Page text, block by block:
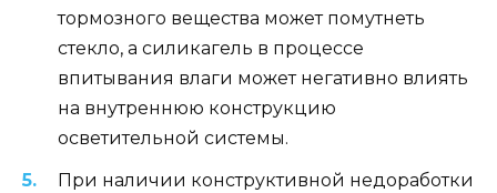
тормозного вещества может помутнеть
стекло, а силикагель в процессе
впитывания влаги может негативно влиять
на внутреннюю конструкцию
осветительной системы.
При наличии конструктивной недоработки